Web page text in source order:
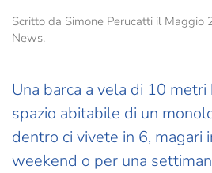
Scritto da Simone Perucatti il Maggio
News.
Una barca a vela di 10
spazio abitabile di un
dentro ci vivete in 6, magari
weekend o per una